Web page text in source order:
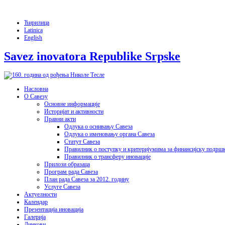
Ћирилица
Latinica
English
Savez inovatora Republike Srpske
Насловна
О Савезу
Основне информације
Историјат и активности
Правни акти
Одлука о оснивању Савеза
Одлука о именовању органа Савеза
Статут Савеза
Правилник о поступку и критеријумима за финансијску
Правилник о трансферу иновације
Прилози образаца
Програм рада Савеза
План рада Савеза за 2012. годину
Услуге Савеза
Актуелности
Календар
Презентација иновација
Галерија